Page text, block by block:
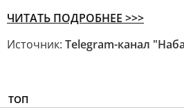
ЧИТАТЬ ПОДРОБНЕЕ >>>
Источник: Telegram-канал
ТОП